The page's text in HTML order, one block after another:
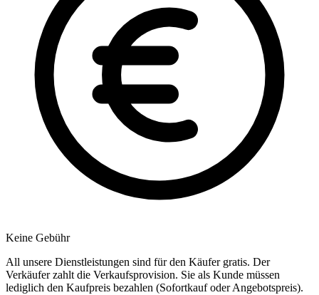
Keine Gebühr
All unsere Dienstleistungen sind für den Käufer gratis. Der
Verkäufer zahlt die Verkaufsprovision. Sie als Kunde müssen
lediglich den Kaufpreis bezahlen (Sofortkauf oder Angebotspreis).